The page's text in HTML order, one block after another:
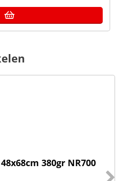
380gr NR700